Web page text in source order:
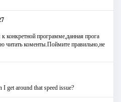
конкретной программе,данная прога
читать коменты.Поймите правильно,не
get around that speed issue?